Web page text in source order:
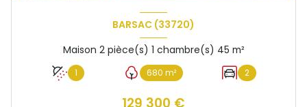
BARSAC (33720)
Maison 2 pièce(s) 1 chambre(s) 45 m²
1 680 m² 2
129 300 €